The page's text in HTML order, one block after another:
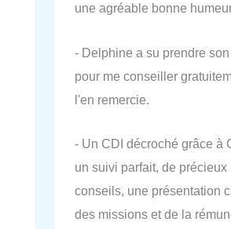
une agréable bonne
- Delphine a su prendre
pour me conseiller
l'en remercie.
- Un CDI décroché grâce à
un suivi parfait, de précieux
conseils, une présentation
des missions et de la